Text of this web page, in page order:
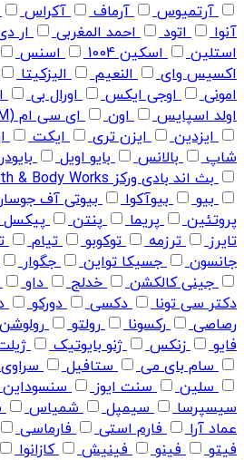
آرتمیوس آرماف آکراس
آنوا
اتود احمد المغربی ار
استلین
اسکین 1004 اسنس
اکسیس وای
النعیم الیزکیتا
امونی
اوجی ایکس اورال بی
اولد اسپایس
اون ای سی ام (ACM)
ایزدین
ایزن تری ایکت
شاپ
بالانس بایو اویل
بث اند بادی ورکز Bath & Body Works
بیو
بیوآکوا بیوتی آف
پروتئین
پریما پنتن پیکسل
تایرز
ترزمه توکوبو تیام
جانسون
جسیکا تواین جگوار
جینی کالکشن
خدلج داو
دکتر سی تونا
دکسی دورکو
رصاصی
رکسونا رولتو رولوشن
فایو
زنکس ژنو بایوتیک
سام بای می
ستافیل سراوی
سلین
سنت ایوز سنسوداین
سیسپرسا
سیمپل شمیاس
عماد آرا
فارم استی فارماسی
فیتو
فینو فینیش کازانوا